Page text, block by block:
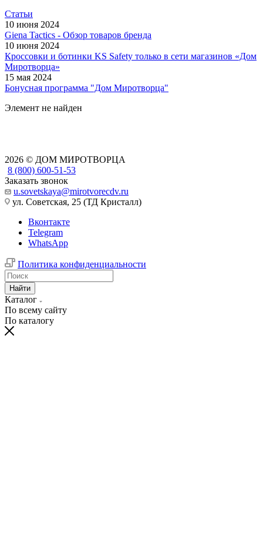
Статьи
10 июня 2024
Giena Tactics - Обзор товаров бренда
10 июня 2024
Кроссовки и ботинки KS Safety только в сети магазинов «Дом
Миротворца»
15 мая 2024
Бонусная программа "Дом Миротворца"
Элемент не найден
2026 © ДОМ МИРОТВОРЦА
8 (800) 600-51-53
Заказать звонок
u.sovetskaya@mirotvorecdv.ru
ул. Советская, 25 (ТД Кристалл)
Вконтакте
Telegram
WhatsApp
Политика конфиденциальности
Найти
Каталог
По всему сайту
По каталогу